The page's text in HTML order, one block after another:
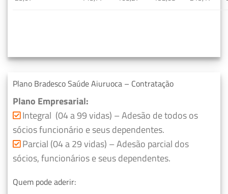
Plano Bradesco Saúde Aiuruoca – Contratação
Plano Empresarial:
Integral (04 a 99 vidas) – Adesão de todos os
sócios funcionário e seus dependentes.
Parcial (04 a 29 vidas) – Adesão parcial dos
sócios, funcionários e seus dependentes.
Quem pode aderir: